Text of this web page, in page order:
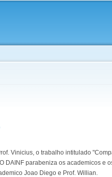
Vinicius, o trabalho intitulado
parabeniza os academicos e
Joao Diego e Prof. Willian.